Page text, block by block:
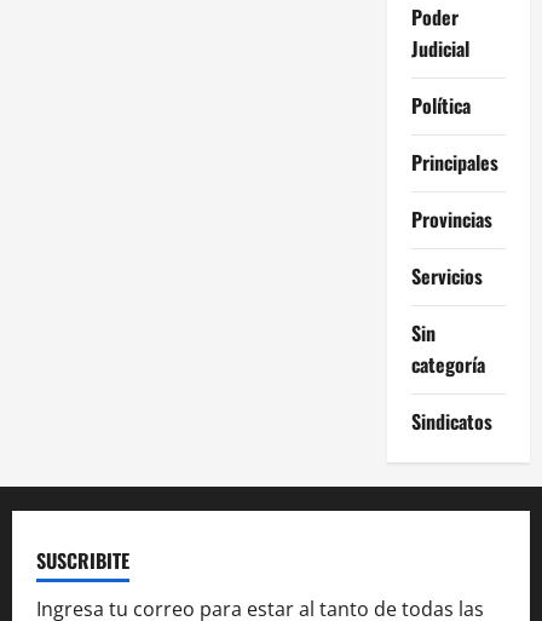
Poder
Judicial
Política
Principales
Provincias
Servicios
Sin
categoría
Sindicatos
SUSCRIBITE
Ingresa tu correo para estar al tanto de todas las